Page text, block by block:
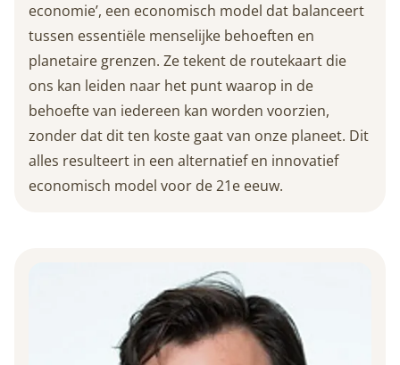
economie’, een economisch model dat balanceert
tussen essentiële menselijke behoeften en
planetaire grenzen. Ze tekent de routekaart die
ons kan leiden naar het punt waarop in de
behoefte van iedereen kan worden voorzien,
zonder dat dit ten koste gaat van onze planeet. Dit
alles resulteert in een alternatief en innovatief
economisch model voor de 21e eeuw.